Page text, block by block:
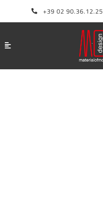
+39 02 90.36.12.25